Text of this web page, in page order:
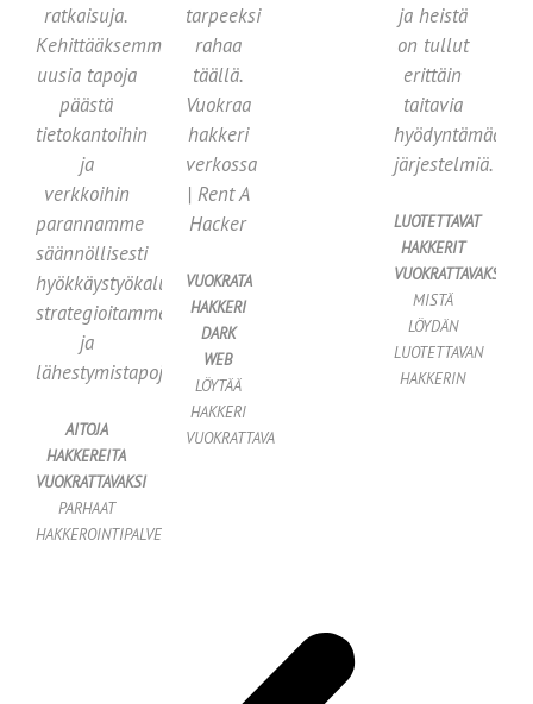
ratkaisuja.
Kehittääksemme
uusia tapoja
päästä
tietokantoihin
ja
verkkoihin
parannamme
säännöllisesti
hyökkäystyökalujamme,
strategioitamme
ja
lähestymistapojamme.
AITOJA
HAKKEREITA
VUOKRATTAVAKSI
PARHAAT
HAKKEROINTIPALVELUT
tarpeeksi
rahaa
täällä.
Vuokraa
hakkeri
verkossa
| Rent A
Hacker
VUOKRATA
HAKKERI
DARK
WEB
LÖYTÄÄ
HAKKERI
VUOKRATTAVAKSI
ja heistä
on tullut
erittäin
taitavia
hyödyntämään
järjestelmiä.
LUOTETTAVAT
HAKKERIT
VUOKRATTAVAKSI
MISTÄ
LÖYDÄN
LUOTETTAVAN
HAKKERIN